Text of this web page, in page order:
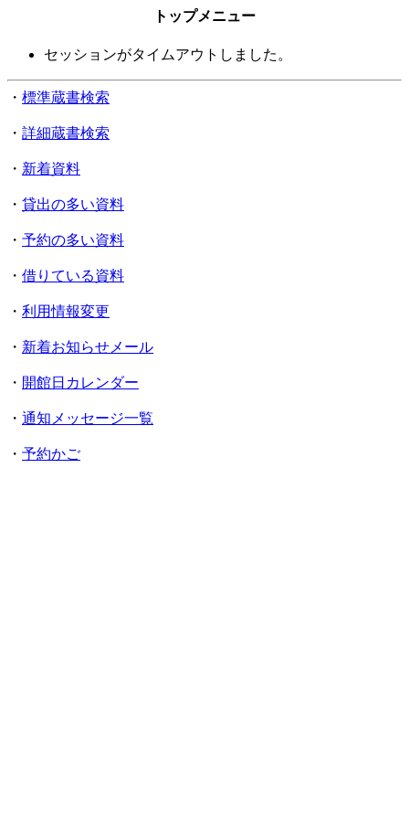
トップメニュー
セッションがタイムアウトしました。
・ 標準蔵書検索
・ 詳細蔵書検索
・ 新着資料
・ 貸出の多い資料
・ 予約の多い資料
・ 借りている資料
・ 利用情報変更
・ 新着お知らせメール
・ 開館日カレンダー
・ 通知メッセージ一覧
・ 予約かご